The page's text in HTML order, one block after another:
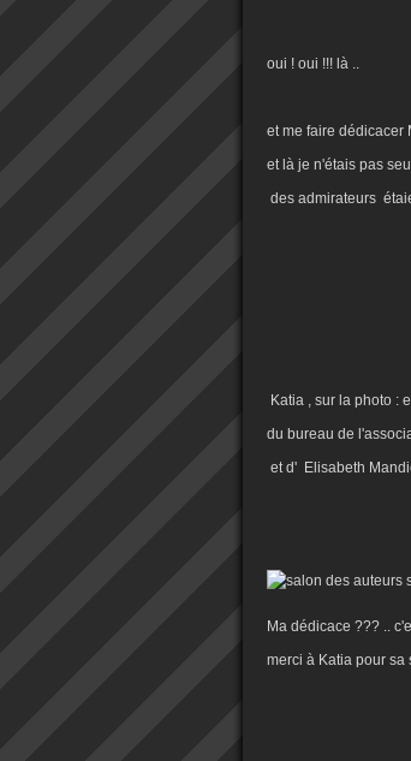
oui ! oui !!! là ..
et me faire dédicacer
et là je n'étais pas
des admirateurs
Katia , sur la photo :
du bureau de
et d' Elisabeth
Ma dédicace ??? ..
merci à Katia pour sa